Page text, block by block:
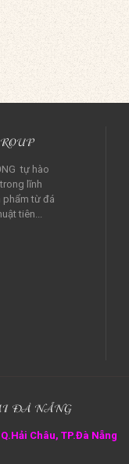
tự hào
lĩnh
phẩm từ đá
tiên...
ĐÀ NẴNG
Châu, TP.Đà Nẵng